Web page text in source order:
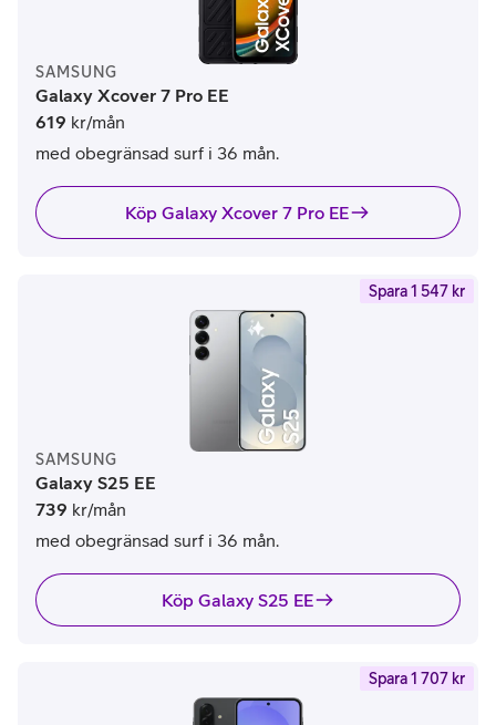
SAMSUNG
Galaxy Xcover 7 Pro EE
619 kr/mån
med obegränsad surf i 36 mån.
Köp Galaxy Xcover 7 Pro EE
Spara 1 547 kr
SAMSUNG
Galaxy S25 EE
739 kr/mån
med obegränsad surf i 36 mån.
Köp Galaxy S25 EE
Spara 1 707 kr